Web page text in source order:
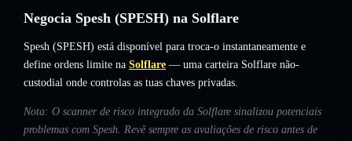
Negocia Spesh (SPESH) na Solflare
Spesh (SPESH) está disponível para troca-o instantaneamente e
define ordens limite na Solflare — uma carteira Solflare não-
custodial onde controlas as tuas chaves privadas.
Nota: O scanner de risco integrado da Solflare sinalizou potenciais
problemas com Spesh. Revê sempre as avaliações de risco antes de